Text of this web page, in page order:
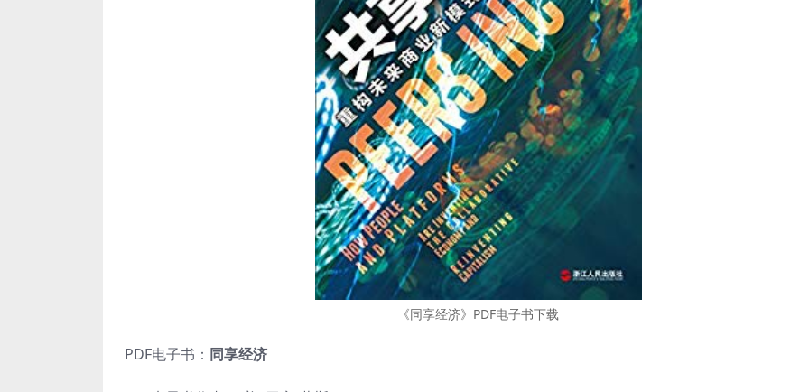
《同享经济》PDF电子书下载
PDF电子书： 同享经济